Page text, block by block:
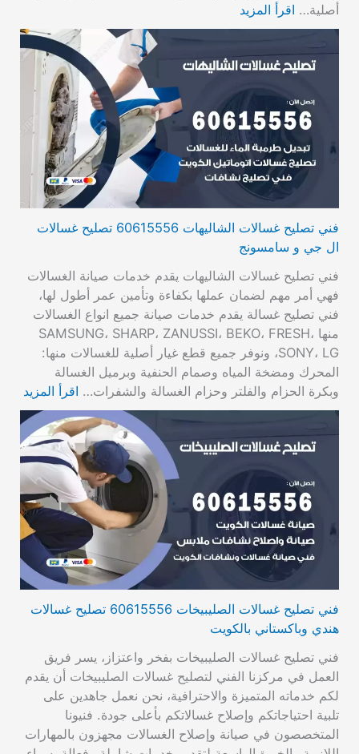
أصلية… اقرأ المزيد
فني تصليح غسالات الشاليهات 60615556 تصليح غسالات
ال جي و سامسونج
فني تصليح غسالات الشاليهات يقدم خدمات صيانة الغسالات
فهي أمر مهم لضمان عملها بكفاءة وتأمين عمر أطول لها،
فني تصليح غسالة يقدم خدمات صيانة جميع انواع الغسالات
منها SAMSUNG، SHARP، ZANUSSI، BEKO، FRESH،
SONY، LG، ونوفر جميع قطع غيار أصلية للغسالات منها:
المحرك ومضخة المياه وصمام الحنفية وبرميل الغسالة
وبكرة الحزام والفلتر وحزام الغسالة والشفرات… اقرأ المزيد
فني تصليح غسالات الصليبيخات 60615556 تصليح غسالات
هندي وباكستاني بالكويت
فني تصليح غسالات الصليبيخات بفخر واعتزاز، يسر فريق
العمل في مركزنا الفني لتصليح غسالات الصليبيخات أن يقدم
لكم خدماته المتميزة والاحترافية، نحن نعمل جاهدين على
تلبية احتياجاتكم وإصلاح غسالاتكم بأعلى جودة. فنيونا
المتخصصون في صيانة وإصلاح الغسالات مجهزون بالمهارات